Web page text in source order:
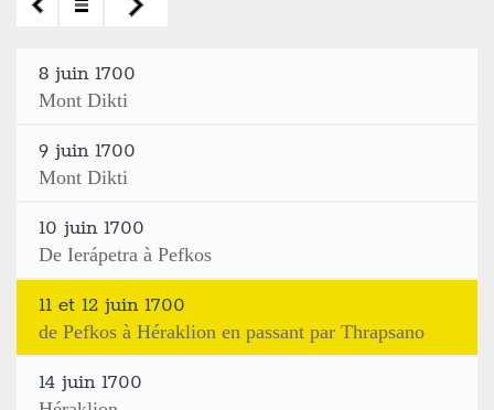
8 juin 1700
Mont Dikti
9 juin 1700
Mont Dikti
10 juin 1700
De Ierápetra à Pefkos
11 et 12 juin 1700
de Pefkos à Héraklion en passant par Thrapsano
14 juin 1700